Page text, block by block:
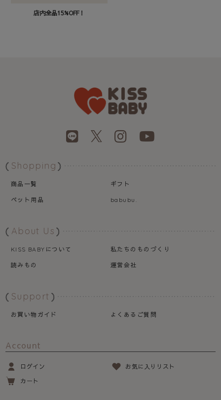
店内全品15%OFF！
Shopping
商品一覧
ギフト
ペット用品
babubu.
About Us
KISS BABY について
私たちのものづくり
読みもの
運営会社
Support
お買い物ガイド よくあるご質問
Account
ログイン
お気に入りリスト
カート